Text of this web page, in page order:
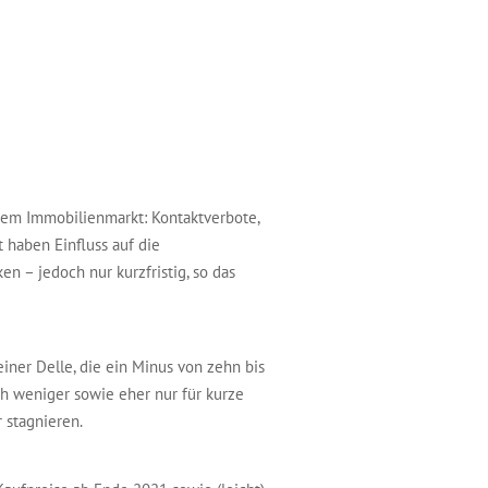
Immobilienmarkt: Kontaktverbote,
Einfluss auf die
– jedoch nur kurzfristig, so das
Delle, die ein Minus von zehn bis
weniger sowie eher nur für kurze
stagnieren.